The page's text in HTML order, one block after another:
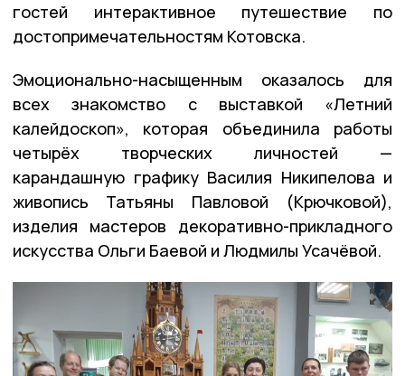
гостей интерактивное путешествие по
достопримечательностям Котовска.
Эмоционально-насыщенным оказалось для
всех знакомство с выставкой «Летний
калейдоскоп», которая объединила работы
четырёх творческих личностей —
карандашную графику Василия Никипелова и
живопись Татьяны Павловой (Крючковой),
изделия мастеров декоративно-прикладного
искусства Ольги Баевой и Людмилы Усачёвой.